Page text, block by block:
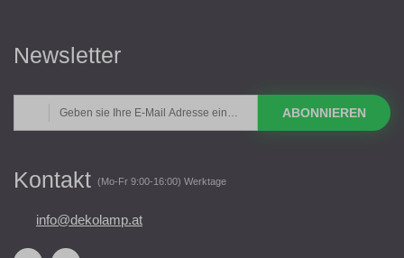
Newsletter
ABONNIEREN
Kontakt (Mo-Fr 9:00-16:00) Werktage
info@dekolamp.at